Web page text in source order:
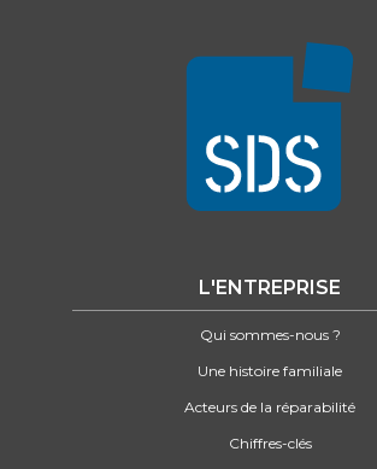
L'ENTREPRISE
Qui sommes-nous ?
Une histoire familiale
Acteurs de la réparabilité
Chiffres-clés